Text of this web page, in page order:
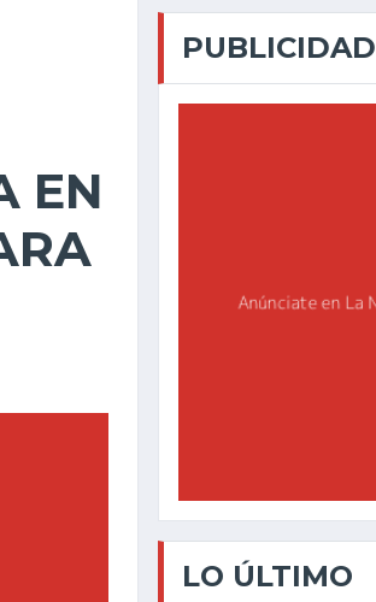
EN
PUBLICIDAD
LO ÚLTIMO